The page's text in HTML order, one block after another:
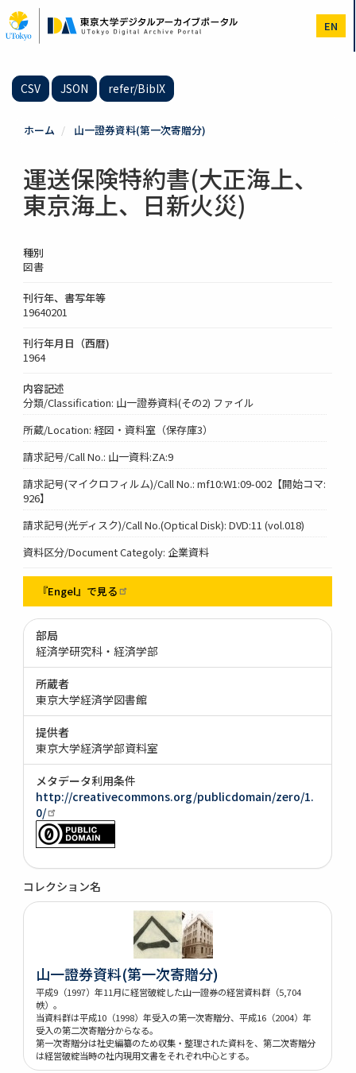
イ
ン
EN
CSV JSON refer/BibIX
ホーム 山一證券資料(第一次寄贈分)
運送保険特約書(大正海上、
東京海上、日新火災)
種別
図書
刊行年、書写年等
19640201
刊行年月日（西暦)
1964
内容記述
分類/Classification: 山一證券資料(その2) ファイル
所蔵/Location: 経図・資料室（保存庫3）
請求記号/Call No.: 山一資料:ZA:9
請求記号(マイクロフィルム)/Call No.: mf10:W1:09-002【開始コマ:
926】
請求記号(光ディスク)/Call No.(Optical Disk): DVD:11 (vol.018)
資料区分/Document Categoly: 企業資料
『Engel』で見る
部局
経済学研究科・経済学部
所蔵者
東京大学経済学図書館
提供者
東京大学経済学部資料室
メタデータ利用条件
http://creativecommons.org/publicdomain/zero/1.
0/
コレクション名
山一證券資料(第一次寄贈分)
平成9（1997）年11月に経営破綻した山一證券の経営資料群（5,704
帙）。
当資料群は平成10（1998）年受入の第一次寄贈分、平成16（2004）年
受入の第二次寄贈分からなる。
第一次寄贈分は社史編纂のため収集・整理された資料を、第二次寄贈分
は経営破綻当時の社内現用文書をそれぞれ中心とする。